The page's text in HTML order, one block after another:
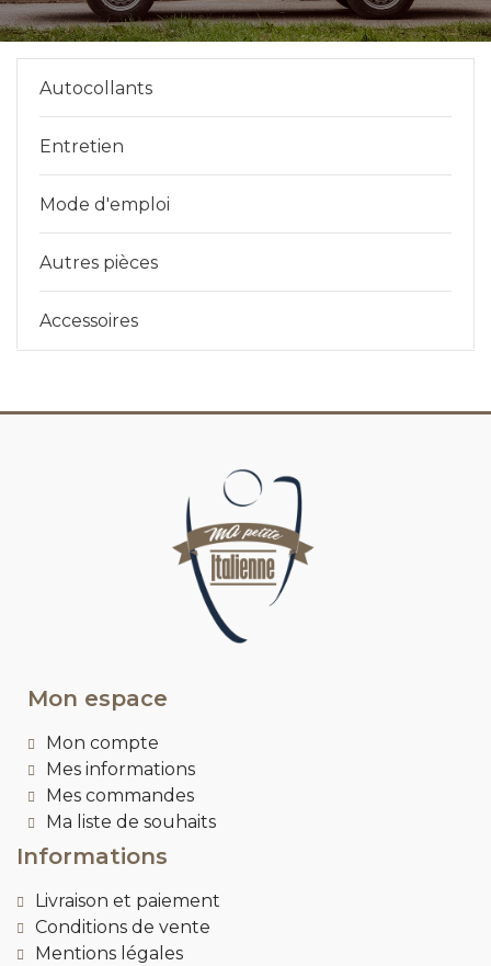
Autocollants
Entretien
Mode d'emploi
Autres pièces
Accessoires
Mon espace
Mon compte
Mes informations
Mes commandes
Ma liste de souhaits
Informations
Livraison et paiement
Conditions de vente
Mentions légales